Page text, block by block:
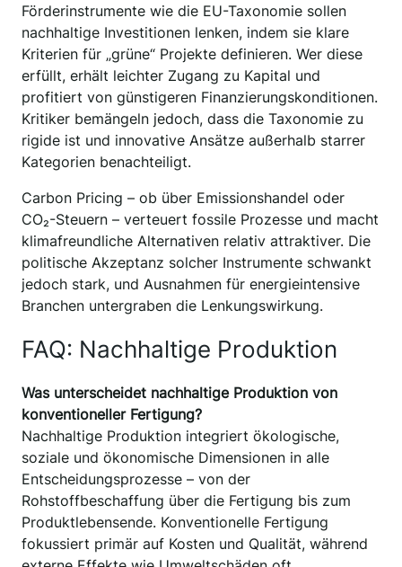
Förderinstrumente wie die EU-Taxonomie sollen
nachhaltige Investitionen lenken, indem sie klare
Kriterien für „grüne“ Projekte definieren. Wer diese
erfüllt, erhält leichter Zugang zu Kapital und
profitiert von günstigeren Finanzierungskonditionen.
Kritiker bemängeln jedoch, dass die Taxonomie zu
rigide ist und innovative Ansätze außerhalb starrer
Kategorien benachteiligt.
Carbon Pricing – ob über Emissionshandel oder
CO₂-Steuern – verteuert fossile Prozesse und macht
klimafreundliche Alternativen relativ attraktiver. Die
politische Akzeptanz solcher Instrumente schwankt
jedoch stark, und Ausnahmen für energieintensive
Branchen untergraben die Lenkungswirkung.
FAQ: Nachhaltige Produktion
Was unterscheidet nachhaltige Produktion von
konventioneller Fertigung?
Nachhaltige Produktion integriert ökologische,
soziale und ökonomische Dimensionen in alle
Entscheidungsprozesse – von der
Rohstoffbeschaffung über die Fertigung bis zum
Produktlebensende. Konventionelle Fertigung
fokussiert primär auf Kosten und Qualität, während